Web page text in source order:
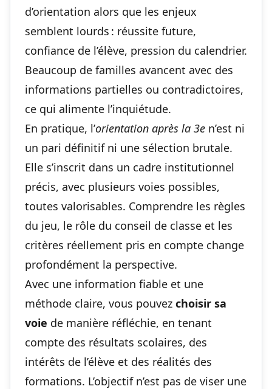
d’orientation alors que les enjeux
semblent lourds : réussite future,
confiance de l’élève, pression du calendrier.
Beaucoup de familles avancent avec des
informations partielles ou contradictoires,
ce qui alimente l’inquiétude.
En pratique, l’orientation après la 3e n’est ni
un pari définitif ni une sélection brutale.
Elle s’inscrit dans un cadre institutionnel
précis, avec plusieurs voies possibles,
toutes valorisables. Comprendre les règles
du jeu, le rôle du conseil de classe et les
critères réellement pris en compte change
profondément la perspective.
Avec une information fiable et une
méthode claire, vous pouvez choisir sa
voie de manière réfléchie, en tenant
compte des résultats scolaires, des
intérêts de l’élève et des réalités des
formations. L’objectif n’est pas de viser une